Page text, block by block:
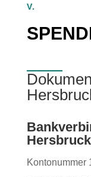
V.
Hersbruck
Kontonummer